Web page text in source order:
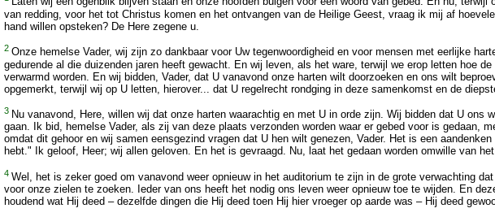
van redding, voor het tot Christus komen en het ontvangen van de Heilige Geest, vraag ik mij af
hand willen opsteken? De Here zegene u.
2 Onze hemelse Vader, wij zijn zo dankbaar voor Uw tegenwoordigheid en voor mensen met eerlijke
gedurende al die duizenden jaren heeft gewacht. En wij leven, als het ware, terwijl we erop letten hoe
verwarmd worden. En wij bidden, Vader, dat U vanavond onze harten wilt doorzoeken en ons wilt
opgemerkt, terwijl wij op U letten, hierover... dat U regelrecht rondging in deze samenkomst en de
3 Nu vanavond, Here, willen wij dat onze harten waarachtig en met U in orde zijn. Wij bidden dat U
gaan. Ik bid, hemelse Vader, als zij van deze plaats verzonden worden waar er gebed voor is
omdat dit gehoor en wij samen eensgezind vragen dat U hen wilt genezen, Vader. Het is een
hebt." Ik geloof, Heer; wij allen geloven. En het is gevraagd. Nu, laat het gedaan worden omwille van
4 Wel, het is zeker goed om vanavond weer opnieuw in het auditorium te zijn in de grote verwachting
voor onze zielen te zoeken. Ieder van ons heeft het nodig ons leven weer opnieuw toe te wijden. En
houdend wat Hij deed – dezelfde dingen die Hij deed toen Hij hier vroeger op aarde was – Hij deed